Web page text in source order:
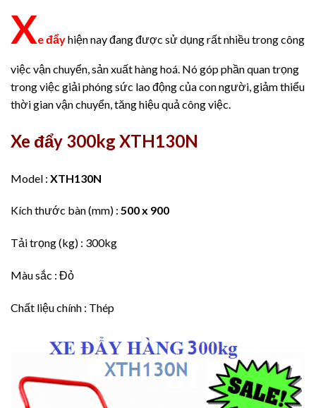
Xe đẩyhiện nay đang được sử dụng rất nhiều trong công
việc vận chuyển, sản xuất hàng hoá. Nó góp phần quan trọng
trong việc giải phóng sức lao động của con người, giảm thiểu
thời gian vận chuyển, tăng hiệu quả công việc.
Xe đẩy 300kg XTH130N
Model : XTH130N
Kích thước bàn (mm) : 500 x 900
Tải trọng (kg) : 300kg
Màu sắc : Đỏ
Chất liệu chính : Thép